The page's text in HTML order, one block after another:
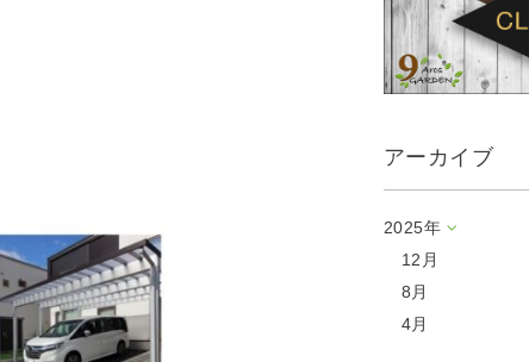
アーカイブ
2025年
12月
8月
4月